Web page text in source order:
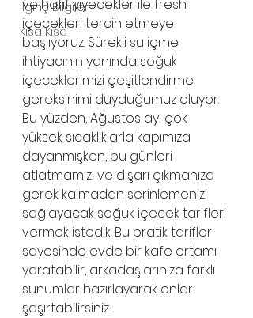
İlginç Bilgiler
Kısa Kısa
ve hafif yiyecekler ile fresh
içecekleri tercih etmeye
başlıyoruz. Sürekli su içme
ihtiyacının yanında soğuk
içeceklerimizi çeşitlendirme
gereksinimi duyduğumuz oluyor.
Bu yüzden, Ağustos ayı çok
yüksek sıcaklıklarla kapımıza
dayanmışken, bu günleri
atlatmamızı ve dışarı çıkmanıza
gerek kalmadan serinlemenizi
sağlayacak soğuk içecek tarifleri
vermek istedik. Bu pratik tarifler
sayesinde evde bir kafe ortamı
yaratabilir, arkadaşlarınıza farklı
sunumlar hazırlayarak onları
şaşırtabilirsiniz.